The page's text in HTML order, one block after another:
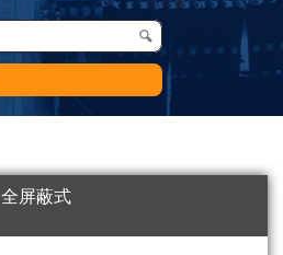
全屏蔽式